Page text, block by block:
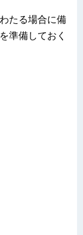
たる場合に備
準備しておく